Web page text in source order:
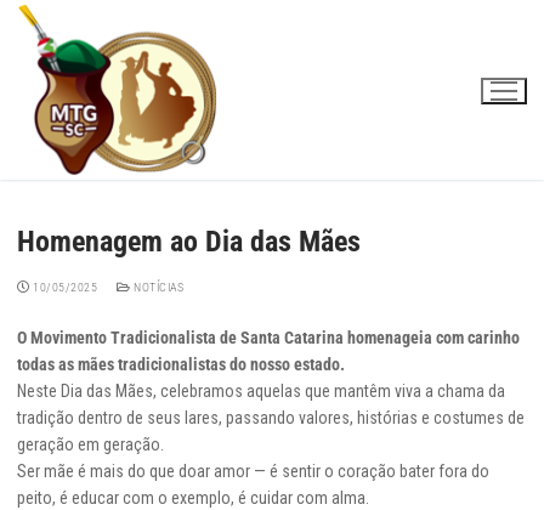
Pular
conteúdo
Homenagem ao Dia das Mães
10/05/2025 NOTÍCIAS
O Movimento Tradicionalista de Santa Catarina homenageia com carinho
todas as mães tradicionalistas do nosso estado.
Neste Dia das Mães, celebramos aquelas que mantêm viva a chama da
tradição dentro de seus lares, passando valores, histórias e costumes de
geração em geração.
Ser mãe é mais do que doar amor — é sentir o coração bater fora do
peito, é educar com o exemplo, é cuidar com alma.